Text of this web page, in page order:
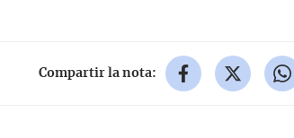
Compartir la nota: